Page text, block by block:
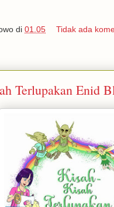
di 01.05 Tidak ada
Terlupakan Enid